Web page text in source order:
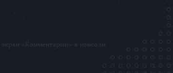
«Комментарии» в консоли.